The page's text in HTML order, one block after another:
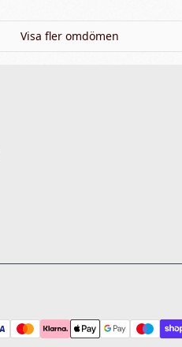
Visa fler omdömen